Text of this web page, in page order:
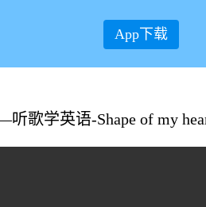
App下载
听歌学英语-Shape of my